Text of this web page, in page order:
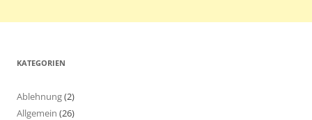
KATEGORIEN
Ablehnung(2)
Allgemein (26)